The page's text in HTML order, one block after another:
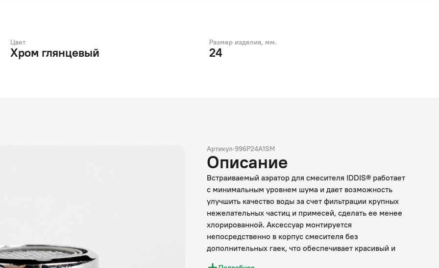
Цвет
Хром глянцевый
Размер изделия, мм.
24
Артикул·996P24A1SM
Описание
Встраиваемый аэратор для смесителя IDDIS® работает
с минимальным уровнем шума и дает возможность
улучшить качество воды за счет фильтрации крупных
нежелательных частиц и примесей, сделать ее менее
хлорированной. Аксессуар монтируется
непосредственно в корпус смесителя без
дополнительных гаек, что обеспечивает красивый и